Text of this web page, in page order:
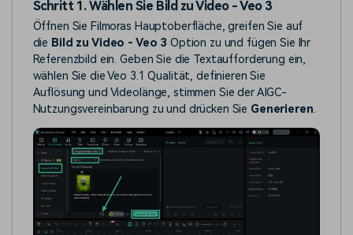
Schritt 1. Wählen Sie Bild zu Video - Veo 3
Öffnen Sie Filmoras Hauptoberfläche, greifen Sie auf
die Bild zu Video - Veo 3 Option zu und fügen Sie Ihr
Referenzbild ein. Geben Sie die Textaufforderung ein,
wählen Sie die Veo 3.1 Qualität, definieren Sie
Auflösung und Videolänge, stimmen Sie der AIGC-
Nutzungsvereinbarung zu und drücken Sie Generieren.